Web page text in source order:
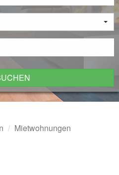
Mietwohnungen